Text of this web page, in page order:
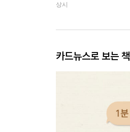
상시
카드뉴스로 보는 책